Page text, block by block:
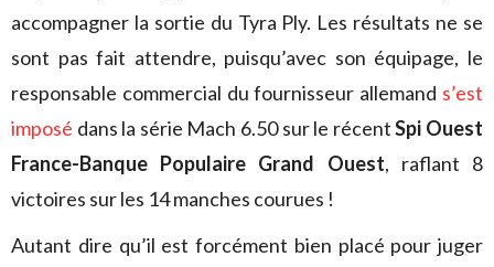
accompagner la sortie du Tyra Ply. Les résultats ne se
sont pas fait attendre, puisqu’avec son équipage, le
responsable commercial du fournisseur allemand s’est
imposé dans la série Mach 6.50 sur le récentSpi Ouest
France-Banque Populaire Grand Ouest, raflant 8
victoires sur les 14 manches courues !
Autant dire qu’il est forcément bien placé pour juger